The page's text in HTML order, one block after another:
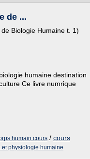
de ...
Biologie Humaine t. 1)
humaine destination
Ce livre numrique
humain cours / cours
et physiologie humaine